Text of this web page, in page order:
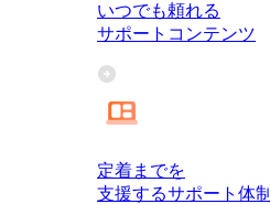
いつでも頼れる
サポートコンテンツ
定着までを
支援するサポート体制